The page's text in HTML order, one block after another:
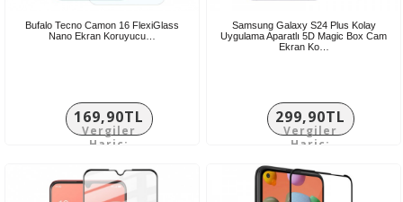
Bufalo Tecno Camon 16 FlexiGlass
Nano Ekran Koruyucu…
169,90TL
Vergiler
Hariç:
Samsung Galaxy S24 Plus Kolay
Uygulama Aparatlı 5D Magic Box Cam
Ekran Ko…
299,90TL
Vergiler
Hariç: